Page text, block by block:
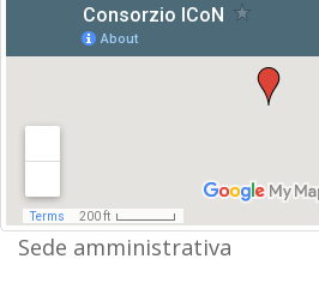
Sede amministrativa